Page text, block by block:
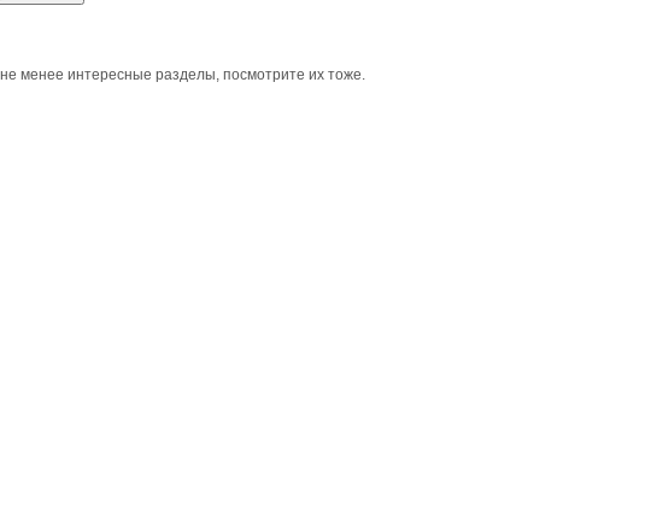
не менее интересные разделы, посмотрите их тоже.